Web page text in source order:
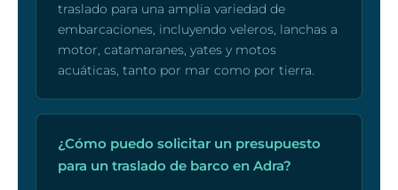
traslado para una amplia variedad de
embarcaciones, incluyendo veleros, lanchas a
motor, catamaranes, yates y motos
acuáticas, tanto por mar como por tierra.
¿Cómo puedo solicitar un presupuesto
para un traslado de barco en Adra?